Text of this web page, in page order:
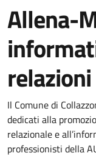
Allena-
Dettagli
Il Comune di
dedicati alla
relazionale e
professionisti della